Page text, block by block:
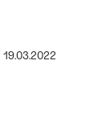
19.03.2022